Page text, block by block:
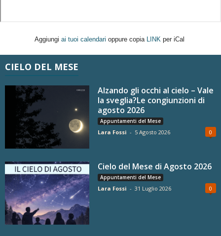
Aggiungi ai tuoi calendari oppure copia LINK per iCal
CIELO DEL MESE
Alzando gli occhi al cielo – Vale
la sveglia?Le congiunzioni di
agosto 2026
Appuntamenti del Mese
Lara Fossi - 5 Agosto 2026 0
Cielo del Mese di Agosto 2026
Appuntamenti del Mese
Lara Fossi - 31 Luglio 2026 0